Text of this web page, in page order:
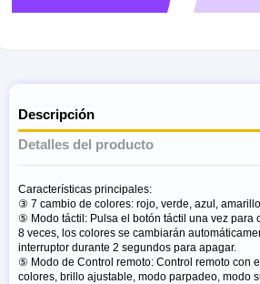
Descripción
Detalles del producto
Características principales:
③ 7 cambio de colores: rojo, verde, azul,
⑤ Modo táctil: Pulsa el botón táctil una vez para
8 veces, los colores se cambiarán
interruptor durante 2 segundos para apagar.
⑤ Modo de Control remoto: Control remoto con
colores, brillo ajustable, modo parpadeo, modo